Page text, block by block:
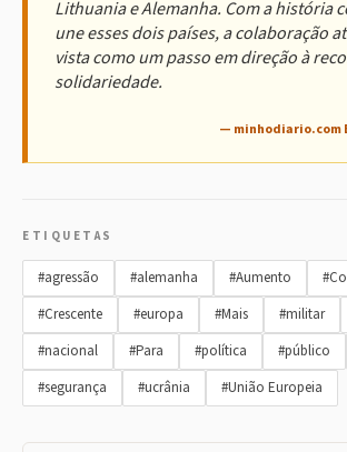
Lithuania e Alemanha. Com a história
une esses dois países, a colaboração
vista como um passo em direção à
solidariedade.
— minhodiario.com
ETIQUETAS
#agressão #alemanha #Aumento
#Crescente
#europa #Mais #militar
#nacional
#Para #política #público
#segurança
#ucrânia #União Europeia